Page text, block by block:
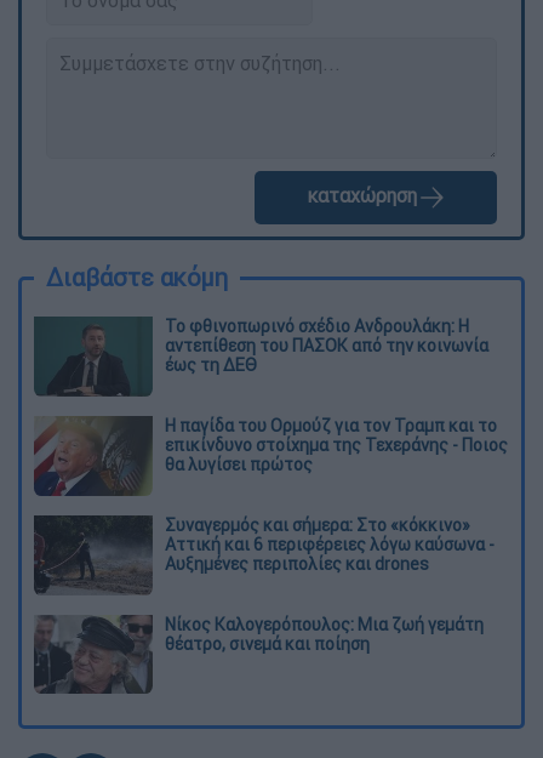
καταχώρηση
Διαβάστε ακόμη
Το φθινοπωρινό σχέδιο Ανδρουλάκη: Η
αντεπίθεση του ΠΑΣΟΚ από την κοινωνία
έως τη ΔΕΘ
Η παγίδα του Ορμούζ για τον Τραμπ και το
επικίνδυνο στοίχημα της Τεχεράνης - Ποιος
θα λυγίσει πρώτος
Συναγερμός και σήμερα: Στο «κόκκινο»
Αττική και 6 περιφέρειες λόγω καύσωνα -
Αυξημένες περιπολίες και drones
Νίκος Καλογερόπουλος: Μια ζωή γεμάτη
θέατρο, σινεμά και ποίηση